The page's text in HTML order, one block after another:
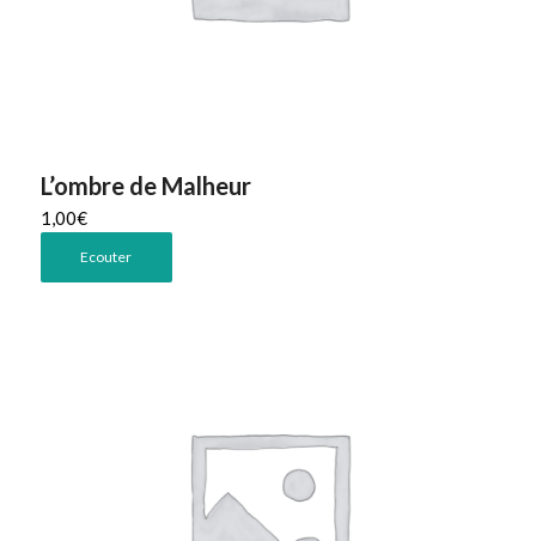
L’ombre de Malheur
1,00€
Ecouter